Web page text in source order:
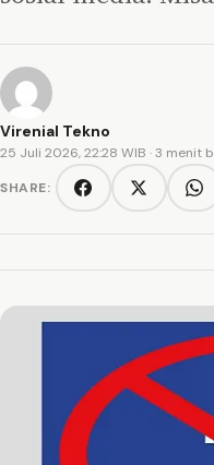
Virenial Tekno
25 Juli 2026, 22:28 WIB · 3 menit
SHARE:
FacebookTwitter/X